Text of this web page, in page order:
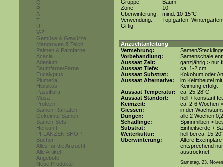
Q
R
S
T
U
V-Z
Gemüse & Gewürze
Mangroven & Teich
Palmen & Palmfarne
Acacia
Adenium
Baumfarne/Farne
Eucalyptus
Plumeria
Hibiskus
Passiflora
Musa
Proteen
Samen-Raritäten
Gekeimte Samen
Samen-Sets
Herkunft
PFLANZEN SHOP
Bücher
Alles für die Anzucht
Alle Artikel
Angebote
Neue Produkte
Gruppe:
Baum
Zone:
10
Überwinterung:
mind. 10-15°C
Verwendung:
Topfgarten, Wintergarten
Giftig:
Anzuchtanleitung
Vermehrung:
Samen/Stecklinge
Vorbehandlung:
Samenschale
Aussaat Zeit:
ganzjährig > nur
Aussaat Tiefe:
ca. 1-2 cm
Aussaat Substrat:
Kokohum oder
Aussaat Alternative:
im Keimbeutel
Keimung erfolgt
Aussaat Temperatur:
ca. 25-28°C
Aussaat Standort:
hell + konstant
Keimzeit:
ca. 2-6 Wochen
Giessen:
in der
Düngen:
alle 2 Wochen
Schädlinge:
Spinnmilben >
Substrat:
Einheitserde +
Weiterkultur:
hell bei ca. 15-
Überwinterung:
Ältere
entsprechend
austrocknet.
Samstag, 23.